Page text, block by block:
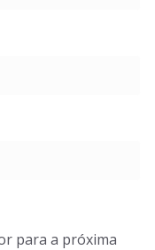
para a próxima